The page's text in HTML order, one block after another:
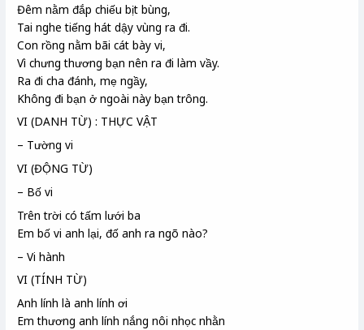
Đêm nằm đắp chiếu bịt bùng,
Tai nghe tiếng hát dậy vùng ra đi.
Con rồng nằm bãi cát bày vi,
Vì chưng thương bạn nên ra đi làm vầy.
Ra đi cha đánh, mẹ ngầy,
Không đi bạn ở ngoài này bạn trông.
VI (DANH TỪ) : THỰC VẬT
– Tường vi
VI (ĐỘNG TỪ)
– Bố vi
Trên trời có tấm lưới ba
Em bố vi anh lại, đố anh ra ngõ nào?
– Vi hành
VI (TÍNH TỪ)
Anh lính là anh lính ơi
Em thương anh lính nắng nôi nhọc nhằn